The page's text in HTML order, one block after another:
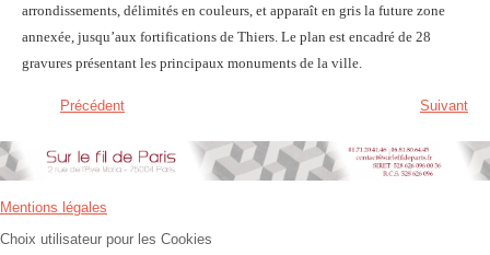
arrondissements, délimités en couleurs, et apparaît en gris la future zone
annexée, jusqu’aux fortifications de Thiers. Le plan est encadré de 28
gravures présentant les principaux monuments de la ville.
Précédent Suivant
Mentions légales
Choix utilisateur pour les Cookies